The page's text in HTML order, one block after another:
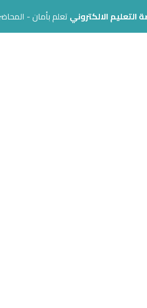
التعليم الالكتروني تعلم بأمان - مركز الدعم المدونة